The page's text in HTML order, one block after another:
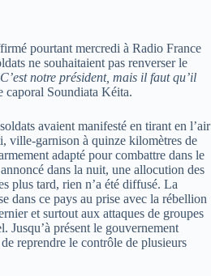
pourtant mercredi à Radio France
ne souhaitaient pas renverser le
notre président, mais il faut qu’il
caporal Soundiata Kéita.
avaient manifesté en tirant en l’air
ville-garnison à quinze kilomètres de
adapté pour combattre dans le
dans la nuit, une allocution des
plus tard, rien n’a été diffusé. La
dans ce pays au prise avec la rébellion
et surtout aux attaques de groupes
Jusqu’à présent le gouvernement
reprendre le contrôle de plusieurs